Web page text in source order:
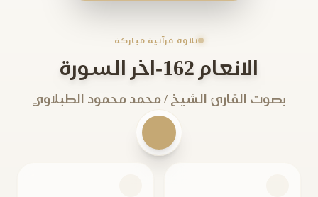
تلاوة قرآنية مباركة
الانعام 162-اخر السورة
بصوت القارئ الشيخ / محمد محمود الطبلاوي